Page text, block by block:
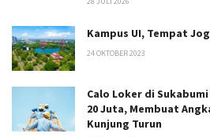
Kampus UI, Tempat
24 OKTOBER 2023
Calo Loker di
20 Juta, Membuat
Kunjung Turun